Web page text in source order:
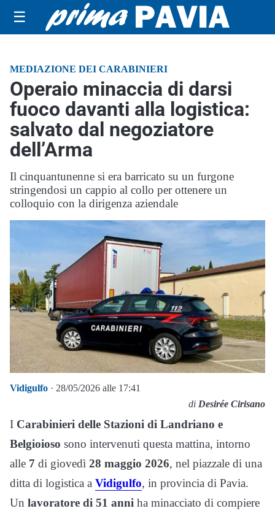
☰
MEDIAZIONE DEI CARABINIERI
Operaio minaccia di darsi
fuoco davanti alla logistica:
salvato dal negoziatore
dell’Arma
Il cinquantunenne si era barricato su un furgone
stringendosi un cappio al collo per ottenere un
colloquio con la dirigenza aziendale
Vidigulfo · 28/05/2026 alle 17:41
di Desirée Cirisano
I Carabinieri delle Stazioni di Landriano e
Belgioioso sono intervenuti questa mattina, intorno
alle 7 di giovedì 28 maggio 2026, nel piazzale di una
ditta di logistica a Vidigulfo, in provincia di Pavia.
Un lavoratore di 51 anni ha minacciato di compiere